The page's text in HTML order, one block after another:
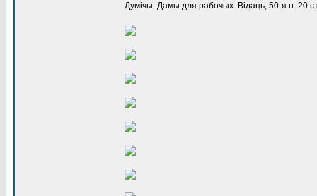
Думічы. Дамы для рабочых. Відаць, 50-я гг. 20